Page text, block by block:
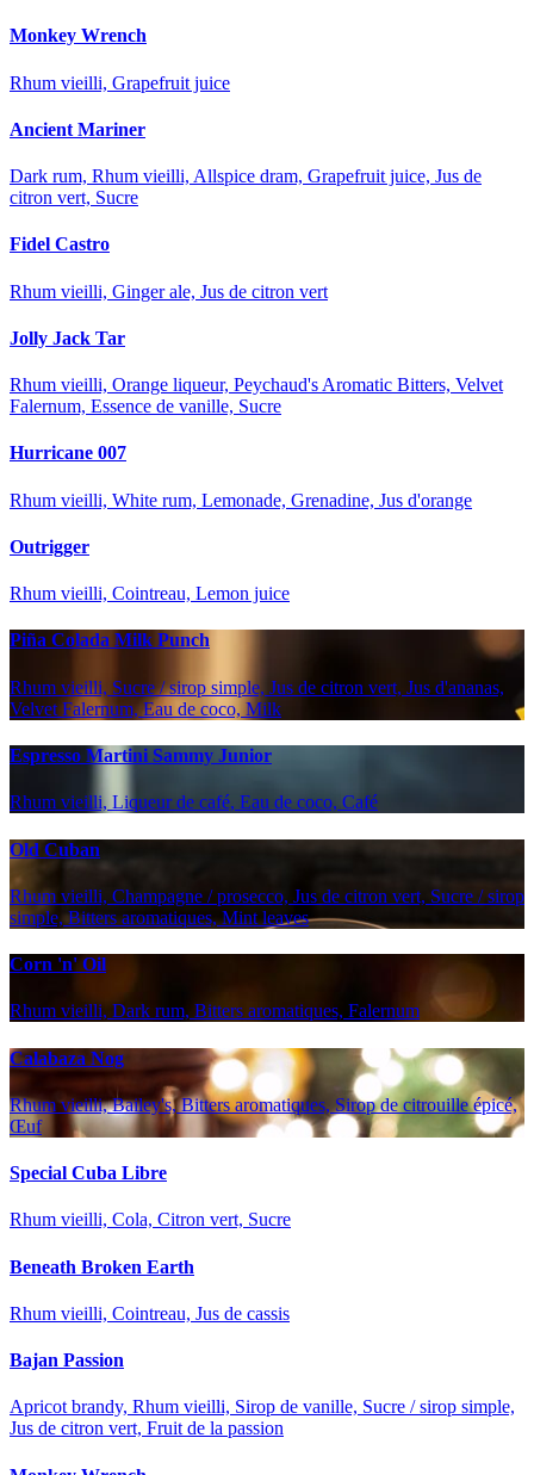
Monkey Wrench
Rhum vieilli, Grapefruit juice
Ancient Mariner
Dark rum, Rhum vieilli, Allspice dram, Grapefruit juice, Jus de
citron vert, Sucre
Fidel Castro
Rhum vieilli, Ginger ale, Jus de citron vert
Jolly Jack Tar
Rhum vieilli, Orange liqueur, Peychaud's Aromatic Bitters, Velvet
Falernum, Essence de vanille, Sucre
Hurricane 007
Rhum vieilli, White rum, Lemonade, Grenadine, Jus d'orange
Outrigger
Rhum vieilli, Cointreau, Lemon juice
Piña Colada Milk Punch
Rhum vieilli, Sucre / sirop simple, Jus de citron vert, Jus d'ananas,
Velvet Falernum, Eau de coco, Milk
Espresso Martini Sammy Junior
Rhum vieilli, Liqueur de café, Eau de coco, Café
Old Cuban
Rhum vieilli, Champagne / prosecco, Jus de citron vert, Sucre / sirop
simple, Bitters aromatiques, Mint leaves
Corn 'n' Oil
Rhum vieilli, Dark rum, Bitters aromatiques, Falernum
Calabaza Nog
Rhum vieilli, Bailey's, Bitters aromatiques, Sirop de citrouille épicé,
Œuf
Special Cuba Libre
Rhum vieilli, Cola, Citron vert, Sucre
Beneath Broken Earth
Rhum vieilli, Cointreau, Jus de cassis
Bajan Passion
Apricot brandy, Rhum vieilli, Sirop de vanille, Sucre / sirop simple,
Jus de citron vert, Fruit de la passion